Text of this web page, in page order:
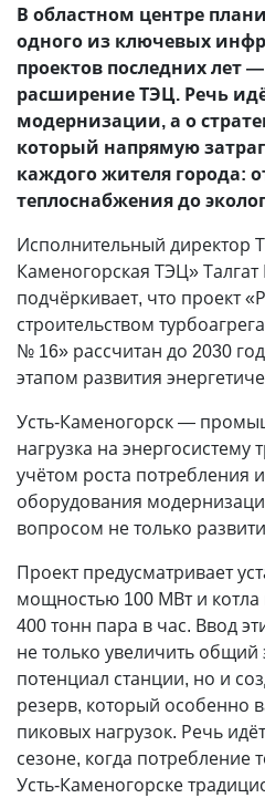
В областном центре
одного из ключевых
проектов последних лет
расширение ТЭЦ. Речь
модернизации, а о
который напрямую
каждого жителя города:
теплоснабжения до
Исполнительный директор
Каменогорская ТЭЦ»
подчёркивает, что проект
строительством
№ 16» рассчитан до 2030
этапом развития
Усть-Каменогорск —
нагрузка на
учётом роста потребления
оборудования
вопросом не только
Проект предусматривает
мощностью 100 МВт и
400 тонн пара в час. Ввод
не только увеличить общий
потенциал станции, но и
резерв, который особенно
пиковых нагрузок. Речь
сезоне, когда потребление
Усть-Каменогорске